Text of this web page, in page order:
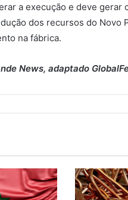
a execução e deve gerar
dos recursos do Novo
na fábrica.
News, adaptado